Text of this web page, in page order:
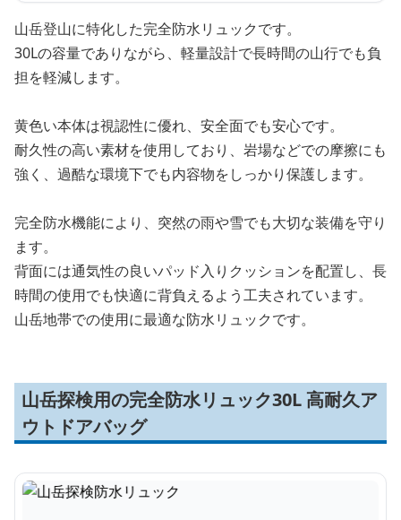
山岳登山に特化した完全防水リュックです。
30Lの容量でありながら、軽量設計で長時間の山行でも負
担を軽減します。
黄色い本体は視認性に優れ、安全面でも安心です。
耐久性の高い素材を使用しており、岩場などでの摩擦にも
強く、過酷な環境下でも内容物をしっかり保護します。
完全防水機能により、突然の雨や雪でも大切な装備を守り
ます。
背面には通気性の良いパッド入りクッションを配置し、長
時間の使用でも快適に背負えるよう工夫されています。
山岳地帯での使用に最適な防水リュックです。
山岳探検用の完全防水リュック30L 高耐久ア
ウトドアバッグ